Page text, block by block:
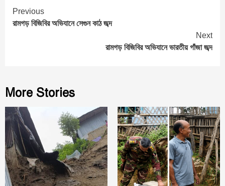
Continue
Reading
Previous
রামগড় বিজিবির অভিযানে সেগুন কাঠ জব্দ
Next
রামগড় বিজিবির অভিযানে ভারতীয় গাঁজা জব্দ
More Stories